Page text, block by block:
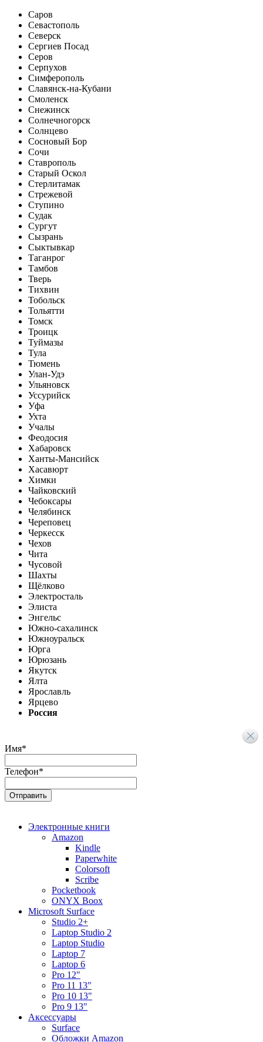
Саров
Севастополь
Северск
Сергиев Посад
Серов
Серпухов
Симферополь
Славянск-на-Кубани
Смоленск
Снежинск
Солнечногорск
Солнцево
Сосновый Бор
Сочи
Ставрополь
Старый Оскол
Стерлитамак
Стрежевой
Ступино
Судак
Сургут
Сызрань
Сыктывкар
Таганрог
Тамбов
Тверь
Тихвин
Тобольск
Тольятти
Томск
Троицк
Туймазы
Тула
Тюмень
Улан-Удэ
Ульяновск
Уссурийск
Уфа
Ухта
Учалы
Феодосия
Хабаровск
Ханты-Мансийск
Хасавюрт
Химки
Чайковский
Чебоксары
Челябинск
Череповец
Черкесск
Чехов
Чита
Чусовой
Шахты
Щёлково
Электросталь
Элиста
Энгельс
Южно-сахалинск
Южноуральск
Юрга
Юрюзань
Якутск
Ялта
Ярославль
Ярцево
Россия
Имя*
Телефон*
Электронные книги
Amazon
Kindle
Paperwhite
Colorsoft
Scribe
Pocketbook
ONYX Boox
Microsoft Surface
Studio 2+
Laptop Studio 2
Laptop Studio
Laptop 7
Laptop 6
Pro 12"
Pro 11 13"
Pro 10 13"
Pro 9 13"
Аксессуары
Surface
Обложки Amazon